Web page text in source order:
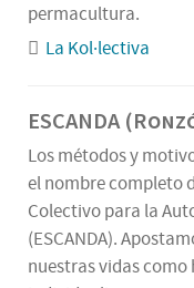
permacultura.
La Kol·lectiva
ESCANDA
Los métodos y
el nombre completo
Colectivo para la
(ESCANDA).
nuestras vidas